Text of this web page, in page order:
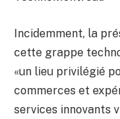
Incidemment, la
cette grappe
«un lieu privilégié
commerces et
services innovants